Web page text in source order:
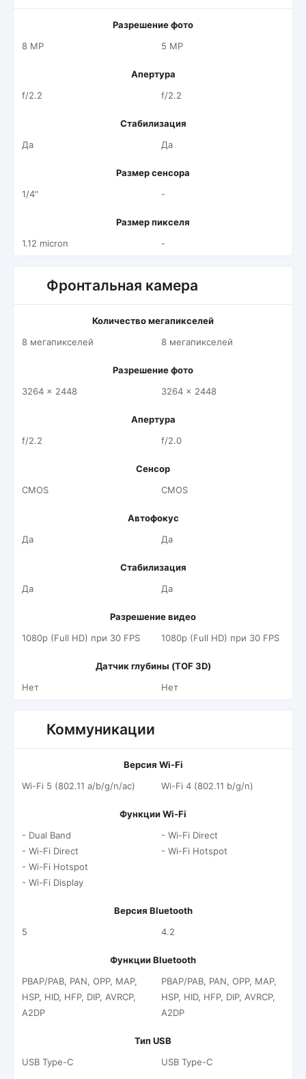
Разрешение фото
8 MP
5 MP
Апертура
f/2.2
f/2.2
Стабилизация
Да
Да
Размер сенсора
1/4"
-
Размер пикселя
1.12 micron
-
Фронтальная камера
Количество мегапикселей
8 мегапикселей
8 мегапикселей
Разрешение фото
3264 x 2448
3264 x 2448
Апертура
f/2.2
f/2.0
Сенсор
CMOS
CMOS
Автофокус
Да
Да
Стабилизация
Да
Да
Разрешение видео
1080p (Full HD) при 30 FPS
1080p (Full HD) при 30 FPS
Датчик глубины (TOF 3D)
Нет
Нет
Коммуникации
Версия Wi-Fi
Wi-Fi 5 (802.11 a/b/g/n/ac)
Wi-Fi 4 (802.11 b/g/n)
Функции Wi-Fi
- Dual Band
- Wi-Fi Direct
- Wi-Fi Hotspot
- Wi-Fi Display
- Wi-Fi Direct
- Wi-Fi Hotspot
Версия Bluetooth
5
4.2
Функции Bluetooth
PBAP/PAB, PAN, OPP, MAP,
HSP, HID, HFP, DIP, AVRCP,
A2DP
PBAP/PAB, PAN, OPP, MAP,
HSP, HID, HFP, DIP, AVRCP,
A2DP
Тип USB
USB Type-C
USB Type-C